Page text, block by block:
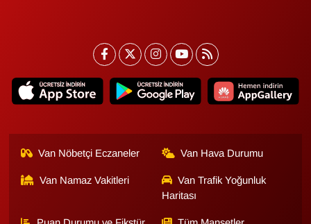
Van Nöbetçi Eczaneler Van Hava Durumu
Van Namaz Vakitleri
Van Trafik Yoğunluk
Haritası